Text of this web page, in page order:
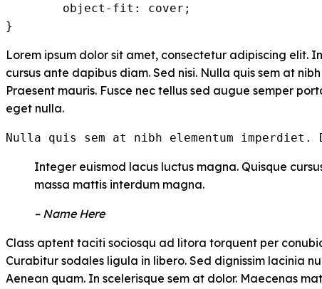
}
Lorem ipsum dolor sit amet, consectetur adipiscing elit.
cursus ante dapibus diam. Sed nisi. Nulla quis sem at
Praesent mauris. Fusce nec tellus sed augue semper
eget nulla.
Nulla quis sem at nibh elementum
Integer euismod lacus luctus magna. Quisque
massa mattis interdum magna.
– Name Here
Class aptent taciti sociosqu ad litora torquent per
Curabitur sodales ligula in libero. Sed dignissim lacinia
Aenean quam. In scelerisque sem at dolor. Maecenas